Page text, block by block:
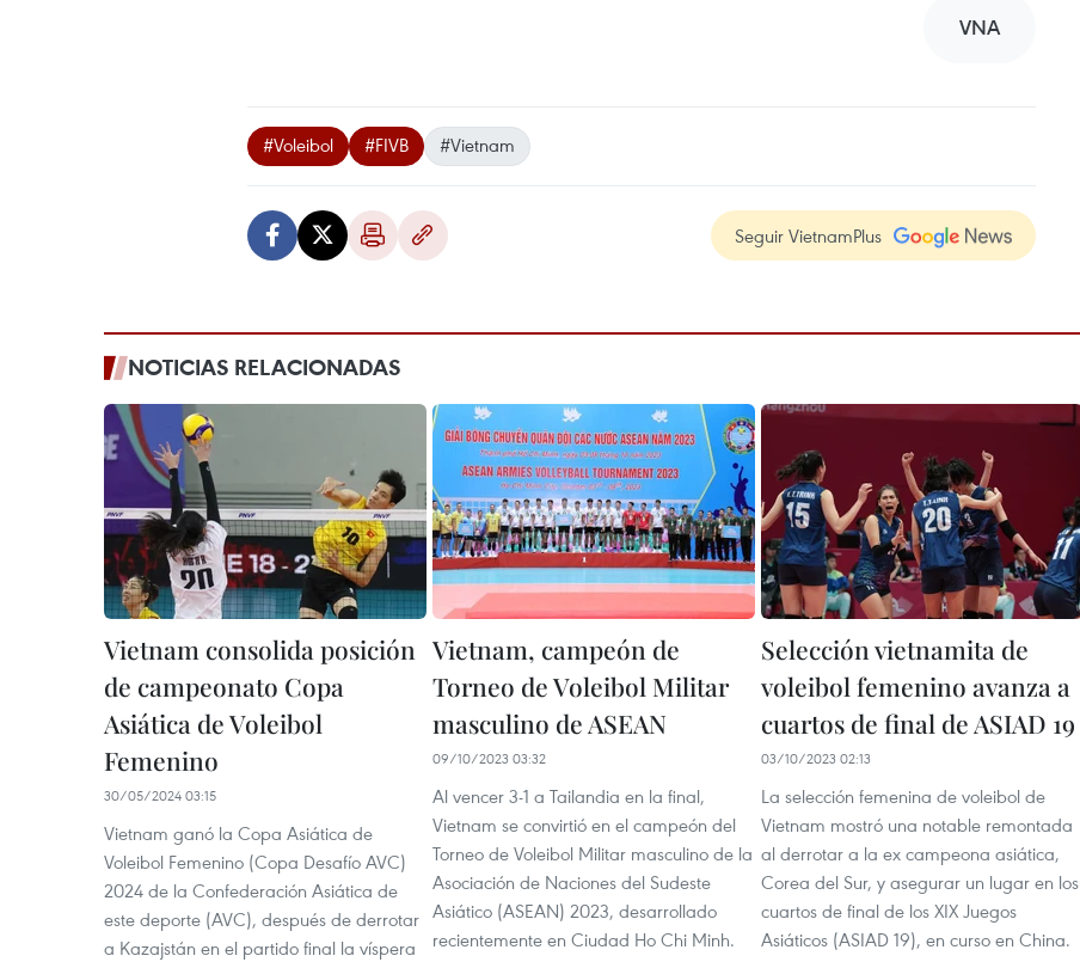
VNA
#Voleibol #FIVB #Vietnam
Seguir VietnamPlus
NOTICIAS RELACIONADAS
Vietnam consolida posición
de campeonato Copa
Asiática de Voleibol
Femenino
30/05/2024 03:15
Vietnam ganó la Copa Asiática de
Voleibol Femenino (Copa Desafío AVC)
2024 de la Confederación Asiática de
este deporte (AVC), después de derrotar
a Kazajstán en el partido final la víspera
Vietnam, campeón de
Torneo de Voleibol Militar
masculino de ASEAN
09/10/2023 03:32
Al vencer 3-1 a Tailandia en la final,
Vietnam se convirtió en el campeón del
Torneo de Voleibol Militar masculino de la
Asociación de Naciones del Sudeste
Asiático (ASEAN) 2023, desarrollado
recientemente en Ciudad Ho Chi Minh.
Selección vietnamita de
voleibol femenino avanza a
cuartos de final de ASIAD 19
03/10/2023 02:13
La selección femenina de voleibol de
Vietnam mostró una notable remontada
al derrotar a la ex campeona asiática,
Corea del Sur, y asegurar un lugar en los
cuartos de final de los XIX Juegos
Asiáticos (ASIAD 19), en curso en China.